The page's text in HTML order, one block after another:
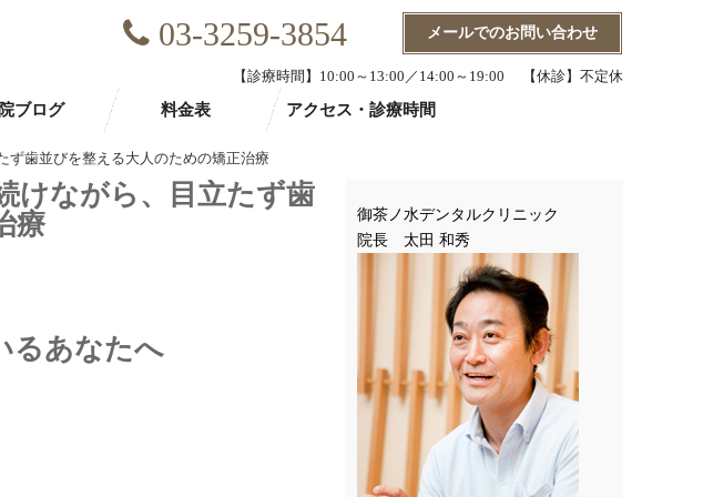
メールでのお問い合わせ
03-3259-3854
【診療時間】10:00～13:00／14:00～19:00 【休診】不定休
ブログ 料金表 アクセス・診療時間
ず歯並びを整える大人のための矯正治療
けながら、目立たず歯
療
るあなたへ
御茶ノ水デンタルクリニック
院長 太田 和秀